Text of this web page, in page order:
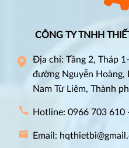
CÔNG TY TNHH
Địa chỉ: Tầng 2, Tháp
đường Nguyễn
Nam Từ Liêm, Thành
Hotline: 0966 703 610
Email: